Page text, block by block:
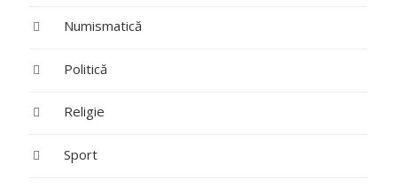
Numismatică
Politică
Religie
Sport